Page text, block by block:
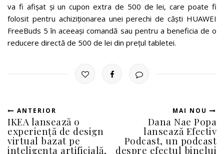
va fi afișat și un cupon extra de 500 de lei, care poate fi
folosit pentru achiziționarea unei perechi de căști HUAWEI
FreeBuds 5 în aceeași comandă sau pentru a beneficia de o
reducere directă de 500 de lei din prețul tabletei.
ANTERIOR
IKEA lansează o
experiență de design
virtual bazat pe
inteligența artificială,
MAI NOU
Dana Nae Popa
lansează Efectiv
Podcast, un podcast
despre efectul binelui